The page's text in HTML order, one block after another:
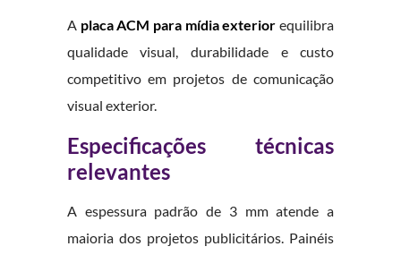
A placa ACM para mídia exterior equilibra
qualidade visual, durabilidade e custo
competitivo em projetos de comunicação
visual exterior.
Especificações técnicas
relevantes
A espessura padrão de 3 mm atende a
maioria dos projetos publicitários. Painéis